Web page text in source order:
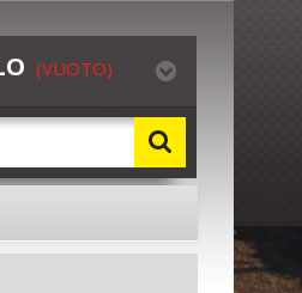
(VUOTO)